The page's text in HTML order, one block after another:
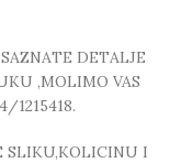
DETALJE
,MOLIMO VAS
1215418.
SLIKU,KOLICINU I